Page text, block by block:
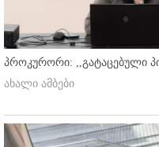
პროკურორი: ,,გატაცებული
ახალი ამბები